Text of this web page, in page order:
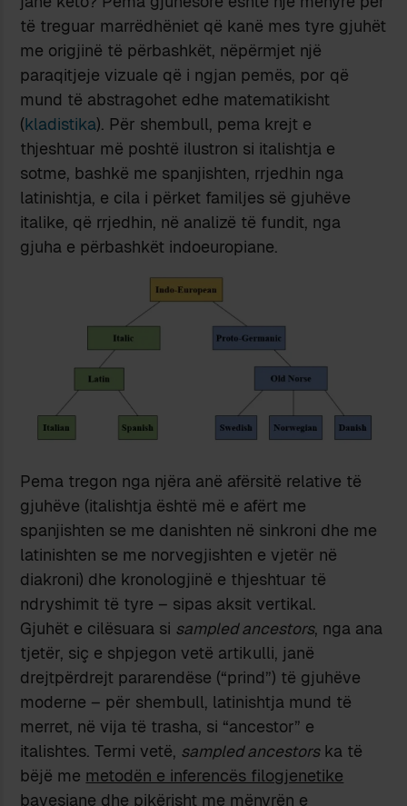
të treguar marrëdhëniet që kanë mes tyre gjuhët
me origjinë të përbashkët, nëpërmjet një
paraqitjeje vizuale që i ngjan pemës, por që
mund të abstragohet edhe matematikisht
(kladistika). Për shembull, pema krejt e
thjeshtuar më poshtë ilustron si italishtja e
sotme, bashkë me spanjishten, rrjedhin nga
latinishtja, e cila i përket familjes së gjuhëve
italike, që rrjedhin, në analizë të fundit, nga
gjuha e përbashkët indoeuropiane.
Pema tregon nga njëra anë afërsitë relative të
gjuhëve (italishtja është më e afërt me
spanjishten se me danishten në sinkroni dhe me
latinishten se me norvegjishten e vjetër në
diakroni) dhe kronologjinë e thjeshtuar të
ndryshimit të tyre – sipas aksit vertikal.
Gjuhët e cilësuara si sampled ancestors, nga ana
tjetër, siç e shpjegon vetë artikulli, janë
drejtpërdrejt pararendëse (“prind”) të gjuhëve
moderne – për shembull, latinishtja mund të
merret, në vija të trasha, si “ancestor” e
italishtes. Termi vetë, sampled ancestorska të
bëjë me metodën e inferencës filogjenetike
bayesiane dhe pikërisht me mënyrën e